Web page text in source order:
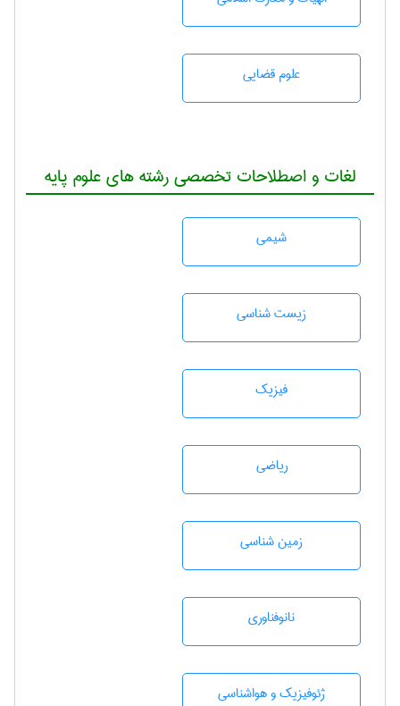
علوم قضایی
لغات و اصطلاحات تخصصی رشته های علوم پایه
شيمی
زيست شناسی
فیزیک
رياضی
زمين شناسی
نانوفناوری
ژئوفيزيك و هواشناسی